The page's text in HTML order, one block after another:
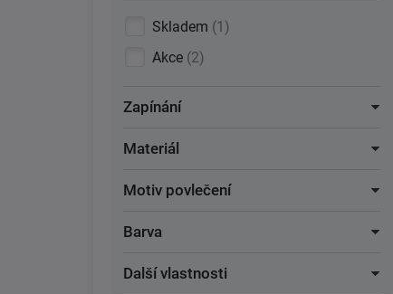
Skladem 1
Akce 2
Zapínání
Materiál
Motiv povlečení
Barva
Další vlastnosti